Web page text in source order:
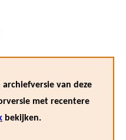
van deze
met recentere
bekijken.